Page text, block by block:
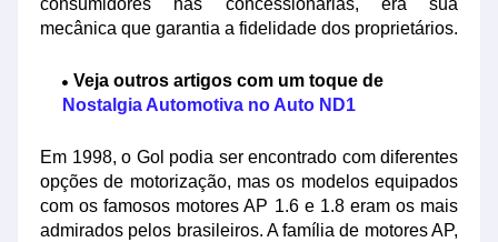
consumidores nas concessionárias, era sua
mecânica que garantia a fidelidade dos proprietários.
Veja outros artigos com um toque de
Nostalgia Automotiva no Auto ND1
Em 1998, o Gol podia ser encontrado com diferentes
opções de motorização, mas os modelos equipados
com os famosos motores AP 1.6 e 1.8 eram os mais
admirados pelos brasileiros. A família de motores AP,